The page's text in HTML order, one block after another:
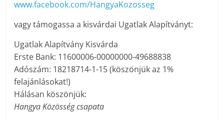
www.facebook.com/HangyaKozosseg
vagy támogassa a kisvárdai Ugatlak Alapítványt:
Ugatlak Alapítvány Kisvárda
Erste Bank: 11600006-00000000-49688838
Adószám: 18218714-1-15 (köszönjük az 1%
felajánlásokat!)
Hálásan köszönjük:
Hangya Közösség csapata